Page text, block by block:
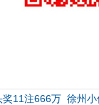
奖11注666万 徐州